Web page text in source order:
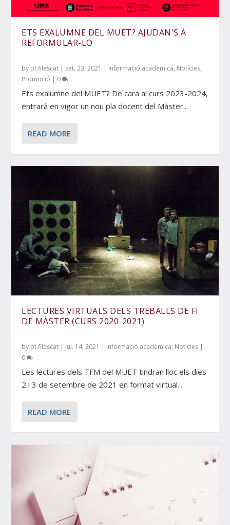
ETS EXALUMNE DEL MUET? AJUDAN'S A
REFORMULAR-LO
by pt.filescat | set. 23, 2021 | Informació acadèmica, Notícies,
Promoció | 0
Ets exalumne del MUET? De cara al curs 2023-2024,
entrarà en vigor un nou pla docent del Màster...
READ MORE
LECTURES VIRTUALS DELS TREBALLS DE FI
DE MÀSTER (CURS 2020-2021)
by pt.filescat | jul. 14, 2021 | Informació acadèmica, Notícies |
0
Les lectures dels TFM del MUET tindran lloc els dies
2 i 3 de setembre de 2021 en format virtual....
READ MORE